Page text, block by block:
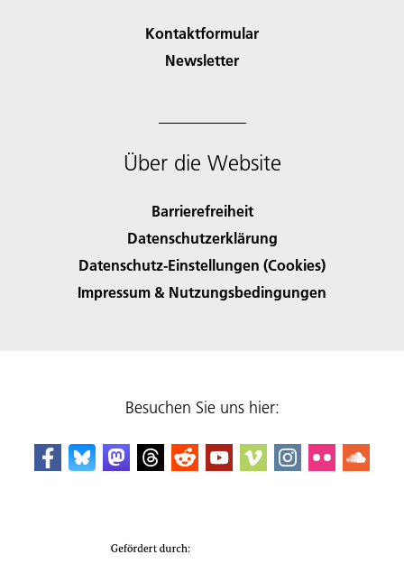
Kontaktformular
Newsletter
Über die Website
Barrierefreiheit
Datenschutzerklärung
Datenschutz-Einstellungen (Cookies)
Impressum & Nutzungsbedingungen
Besuchen Sie uns hier: